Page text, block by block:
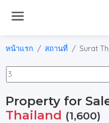
หน้าแรก สถานที่ Surat
Property for
Thailand (1,600)